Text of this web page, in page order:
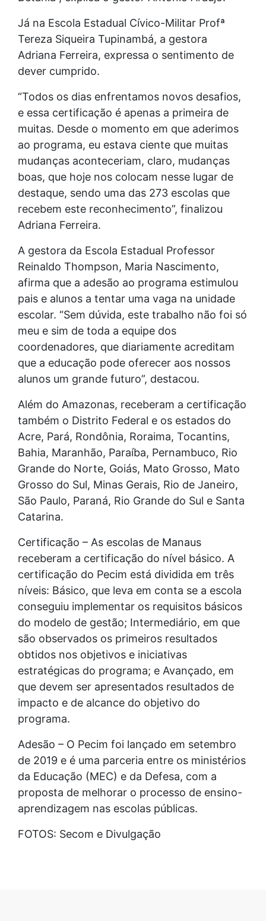
Já na Escola Estadual Cívico-Militar Profª
Tereza Siqueira Tupinambá, a gestora
Adriana Ferreira, expressa o sentimento de
dever cumprido.
“Todos os dias enfrentamos novos desafios,
e essa certificação é apenas a primeira de
muitas. Desde o momento em que aderimos
ao programa, eu estava ciente que muitas
mudanças aconteceriam, claro, mudanças
boas, que hoje nos colocam nesse lugar de
destaque, sendo uma das 273 escolas que
recebem este reconhecimento”, finalizou
Adriana Ferreira.
A gestora da Escola Estadual Professor
Reinaldo Thompson, Maria Nascimento,
afirma que a adesão ao programa estimulou
pais e alunos a tentar uma vaga na unidade
escolar. “Sem dúvida, este trabalho não foi só
meu e sim de toda a equipe dos
coordenadores, que diariamente acreditam
que a educação pode oferecer aos nossos
alunos um grande futuro”, destacou.
Além do Amazonas, receberam a certificação
também o Distrito Federal e os estados do
Acre, Pará, Rondônia, Roraima, Tocantins,
Bahia, Maranhão, Paraíba, Pernambuco, Rio
Grande do Norte, Goiás, Mato Grosso, Mato
Grosso do Sul, Minas Gerais, Rio de Janeiro,
São Paulo, Paraná, Rio Grande do Sul e Santa
Catarina.
Certificação – As escolas de Manaus
receberam a certificação do nível básico. A
certificação do Pecim está dividida em três
níveis: Básico, que leva em conta se a escola
conseguiu implementar os requisitos básicos
do modelo de gestão; Intermediário, em que
são observados os primeiros resultados
obtidos nos objetivos e iniciativas
estratégicas do programa; e Avançado, em
que devem ser apresentados resultados de
impacto e de alcance do objetivo do
programa.
Adesão – O Pecim foi lançado em setembro
de 2019 e é uma parceria entre os ministérios
da Educação (MEC) e da Defesa, com a
proposta de melhorar o processo de ensino-
aprendizagem nas escolas públicas.
FOTOS: Secom e Divulgação